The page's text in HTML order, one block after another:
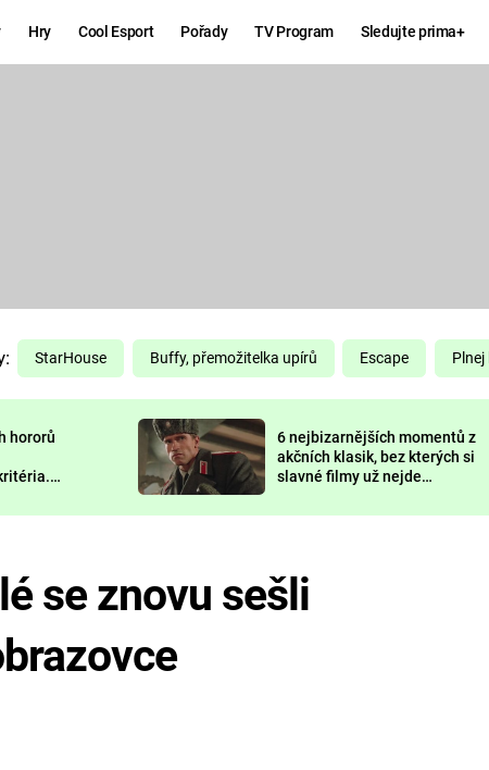
Hry Cool Esport Pořady TV Program Sledujte prima+
DELIVERANCE
StarHouse Buffy, přemožitelka upírů Escape Plnej
hororů
6 nejbizarnějších momentů z
akčních klasik, bez kterých si
slavné filmy už nejde
se znovu sešli